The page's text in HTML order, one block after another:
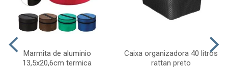
Marmita de aluminio
13,5x20,6cm termica
Caixa organizadora 40 litros
rattan preto